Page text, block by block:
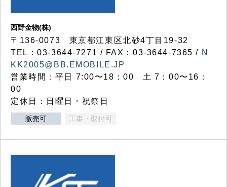
西野金物(株)
〒136-0073 東京都江東区北砂4丁目19-32
TEL：03‐3644‐7271 / FAX：03-3644-7365 / N
KK2005@BB.EMOBILE.JP
営業時間：平日 7:00〜18：00 土 7：00〜16：
00
定休日：日曜日・祝祭日
販売可 工事・取付可